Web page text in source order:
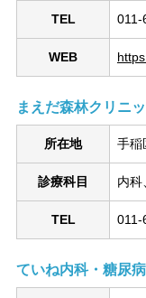
TEL 011-
WEB
まえだ森林クリニ
所在地 手稲
診療科目 内科
TEL 011-
ていね内科・糖尿